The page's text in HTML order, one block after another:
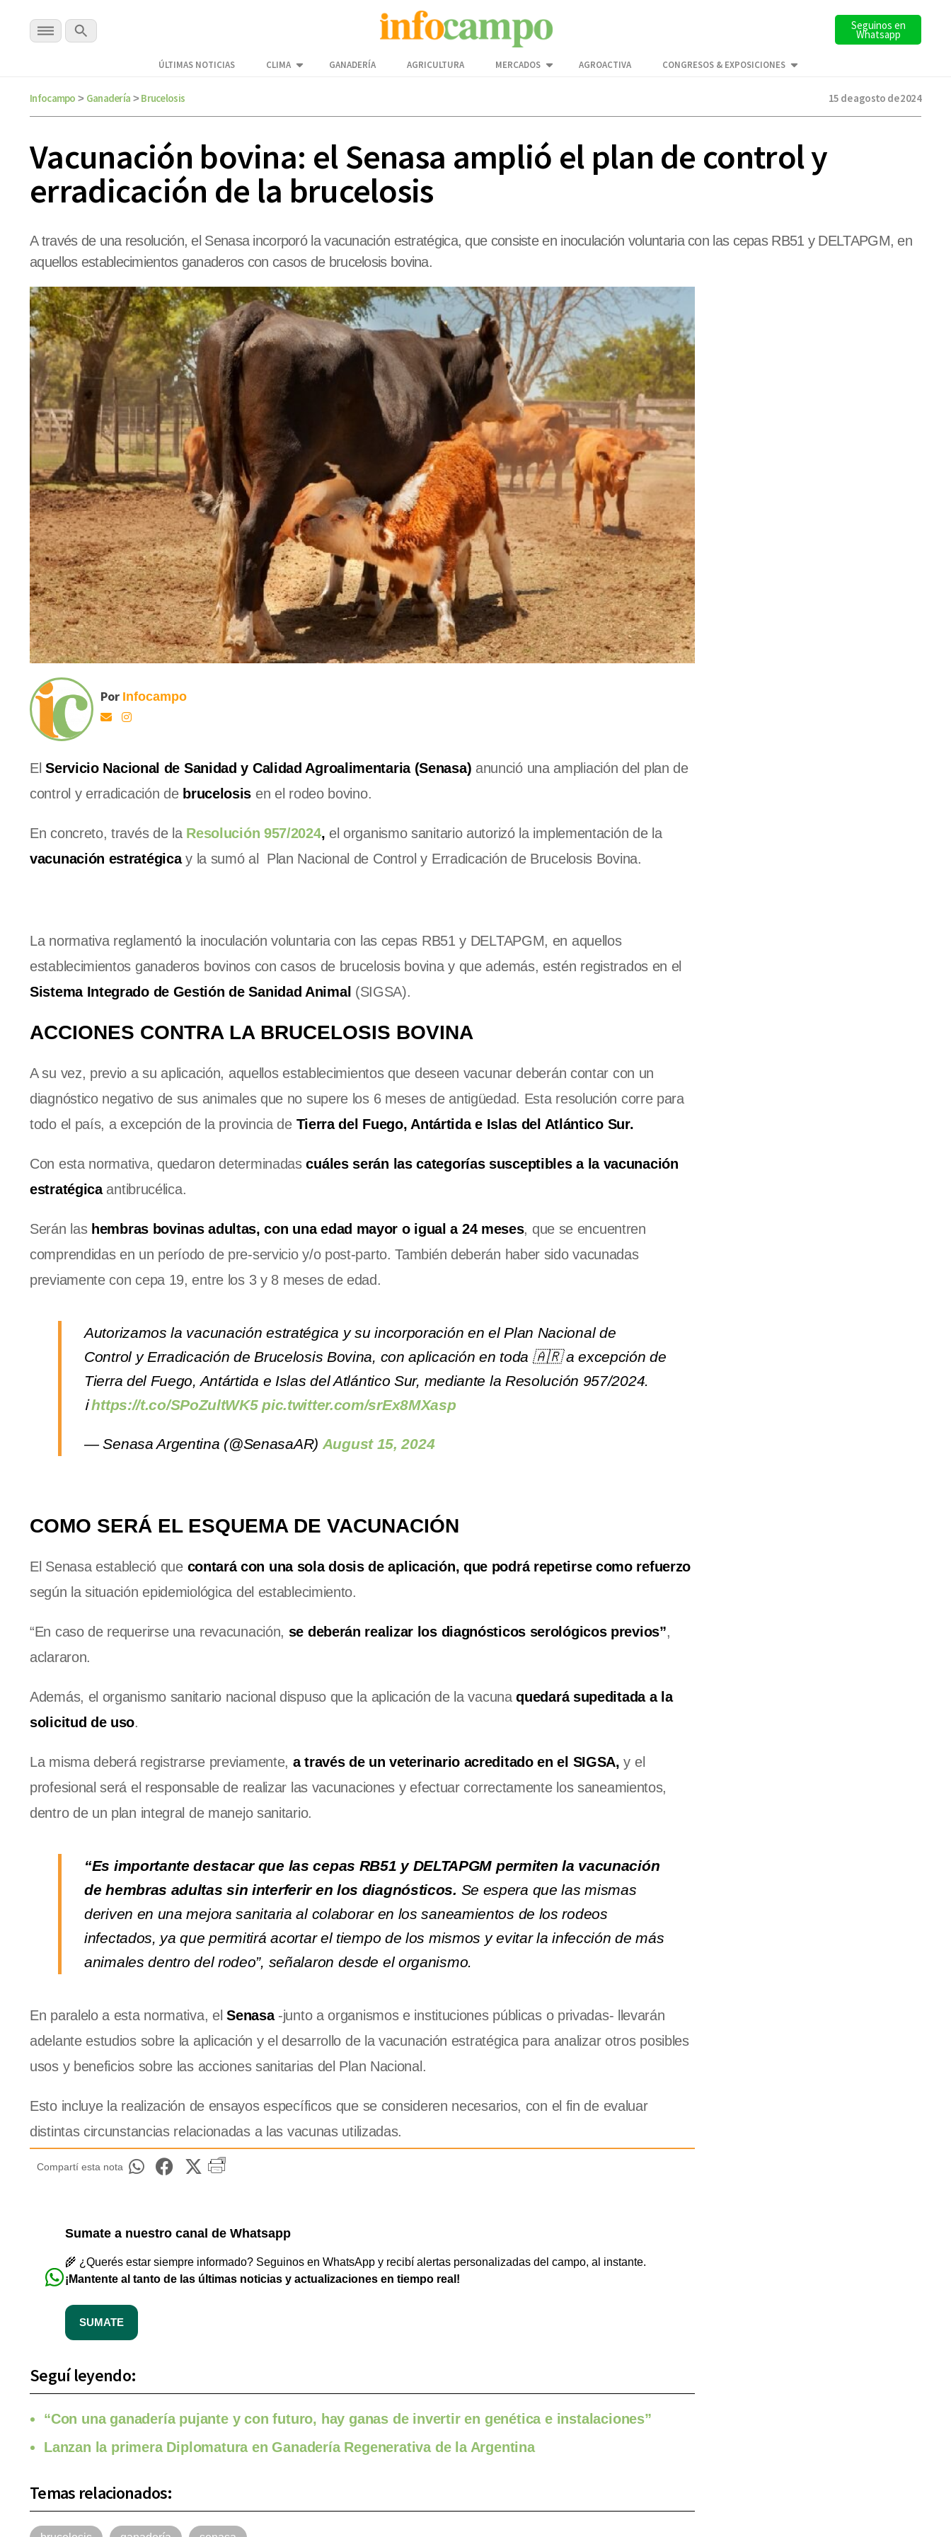
Seguinos en
Whatsapp
ÚLTIMAS NOTICIAS CLIMA GANADERÍA AGRICULTURA MERCADOS AGROACTIVA CONGRESOS & EXPOSICIONES
Infocampo > Ganadería > Brucelosis 15 de agosto de 2024
Vacunación bovina: el Senasa amplió el plan de control y
erradicación de la brucelosis
A través de una resolución, el Senasa incorporó la vacunación estratégica, que consiste en inoculación voluntaria con las cepas RB51 y DELTAPGM, en
aquellos establecimientos ganaderos con casos de brucelosis bovina.
Por Infocampo
ElServicio Nacional de Sanidad y Calidad Agroalimentaria (Senasa) anunció una ampliación del plan de
control y erradicación debrucelosis en el rodeo bovino.
En concreto, través de la Resolución 957/2024, el organismo sanitario autorizó la implementación de la
vacunación estratégicay la sumó al Plan Nacional de Control y Erradicación de Brucelosis Bovina.
La normativa reglamentó la inoculación voluntaria con las cepas RB51 y DELTAPGM, en aquellos
establecimientos ganaderos bovinos con casos de brucelosis bovina y que además, estén registrados en el
Sistema Integrado de Gestión de Sanidad Animal (SIGSA).
ACCIONES CONTRA LA BRUCELOSIS BOVINA
A su vez, previo a su aplicación, aquellos establecimientos que deseen vacunar deberán contar con un
diagnóstico negativo de sus animales que no supere los 6 meses de antigüedad. Esta resolución corre para
todo el país, a excepción de la provincia de Tierra del Fuego, Antártida e Islas del Atlántico Sur.
Con esta normativa, quedaron determinadascuáles serán las categorías susceptibles a la vacunación
estratégicaantibrucélica.
Serán las hembras bovinas adultas, con una edad mayor o igual a 24 meses, que se encuentren
comprendidas en un período de pre-servicio y/o post-parto. También deberán haber sido vacunadas
previamente con cepa 19, entre los 3 y 8 meses de edad.
Autorizamos la vacunación estratégica y su incorporación en el Plan Nacional de
Control y Erradicación de Brucelosis Bovina, con aplicación en toda 🇦🇷 a excepción de
Tierra del Fuego, Antártida e Islas del Atlántico Sur, mediante la Resolución 957/2024.
ℹ️https://t.co/SPoZultWK5 pic.twitter.com/srEx8MXasp
— Senasa Argentina (@SenasaAR) August 15, 2024
COMO SERÁ EL ESQUEMA DE VACUNACIÓN
El Senasa estableció que contará con una sola dosis de aplicación, que podrá repetirse como refuerzo
según la situación epidemiológica del establecimiento.
“En caso de requerirse una revacunación, se deberán realizar los diagnósticos serológicos previos”,
aclararon.
Además, el organismo sanitario nacional dispuso que la aplicación de la vacunaquedará supeditada a la
solicitud de uso.
La misma deberá registrarse previamente, a través de un veterinario acreditado en el SIGSA, y el
profesional será el responsable de realizar las vacunaciones y efectuar correctamente los saneamientos,
dentro de un plan integral de manejo sanitario.
“Es importante destacar que las cepas RB51 y DELTAPGM permiten la vacunación
de hembras adultas sin interferir en los diagnósticos. Se espera que las mismas
deriven en una mejora sanitaria al colaborar en los saneamientos de los rodeos
infectados, ya que permitirá acortar el tiempo de los mismos y evitar la infección de más
animales dentro del rodeo”, señalaron desde el organismo.
En paralelo a esta normativa, el Senasa-junto a organismos e instituciones públicas o privadas- llevarán
adelante estudios sobre la aplicación y el desarrollo de la vacunación estratégica para analizar otros posibles
usos y beneficios sobre las acciones sanitarias del Plan Nacional.
Esto incluye la realización de ensayos específicos que se consideren necesarios, con el fin de evaluar
distintas circunstancias relacionadas a las vacunas utilizadas.
Compartí esta nota
Sumate a nuestro canal de Whatsapp
🌾 ¿Querés estar siempre informado? Seguinos en WhatsApp y recibí alertas personalizadas del campo, al instante.
¡Mantente al tanto de las últimas noticias y actualizaciones en tiempo real!
SUMATE
Seguí leyendo:
“Con una ganadería pujante y con futuro, hay ganas de invertir en genética e instalaciones”
Lanzan la primera Diplomatura en Ganadería Regenerativa de la Argentina
Temas relacionados: